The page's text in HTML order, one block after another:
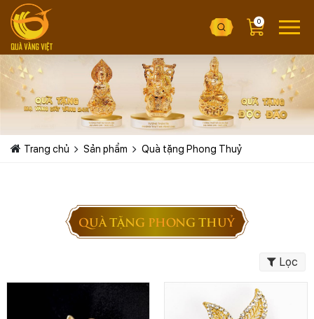
0
Trang chủ Sản phẩm Quà tặng Phong Thuỷ
QUÀ TẶNG PHONG THUỶ
Lọc